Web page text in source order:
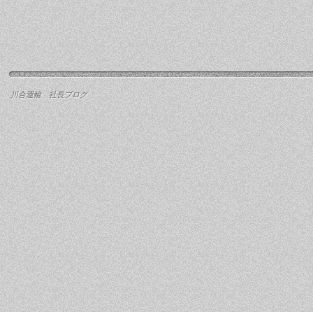
川合運輸 社長ブログ